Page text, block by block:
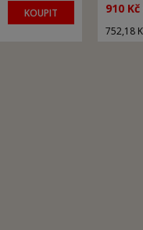
KOUPIT 910
752,18